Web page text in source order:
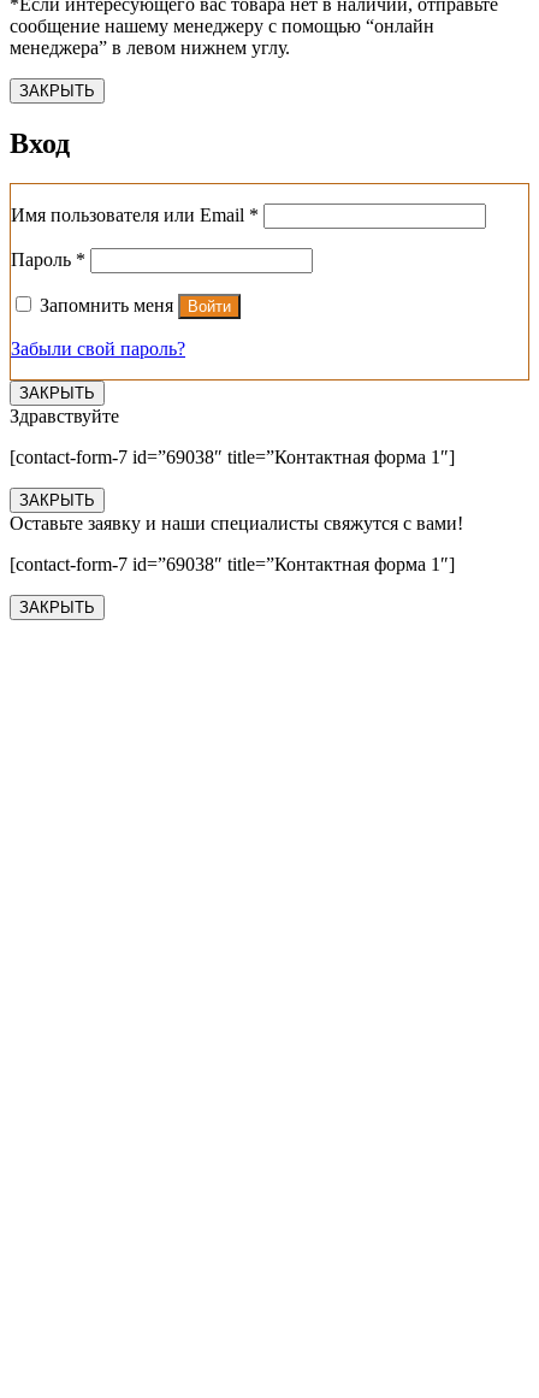
сообщение нашему менеджеру с помощью “онлайн
менеджера” в левом нижнем углу.
ЗАКРЫТЬ
Вход
Имя пользователя или Email *
Пароль *
Запомнить меня Войти
Забыли свой пароль?
ЗАКРЫТЬ
Здравствуйте
[contact-form-7 id=”69038″ title=”Контактная форма 1″]
ЗАКРЫТЬ
Оставьте заявку и наши специалисты свяжутся с вами!
[contact-form-7 id=”69038″ title=”Контактная форма 1″]
ЗАКРЫТЬ